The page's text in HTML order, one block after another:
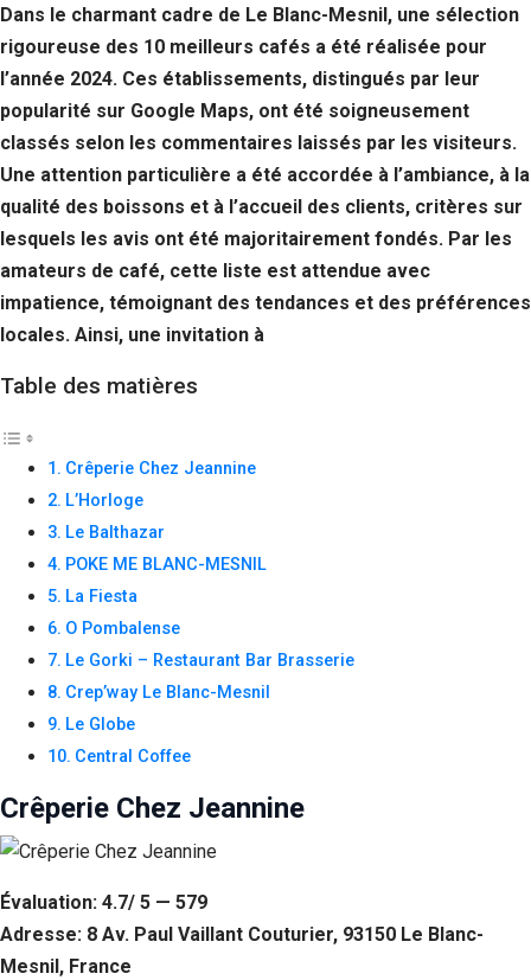
Dans le charmant cadre de Le Blanc-Mesnil, une sélection
rigoureuse des 10 meilleurs cafés a été réalisée pour
l’année 2024. Ces établissements, distingués par leur
popularité sur Google Maps, ont été soigneusement
classés selon les commentaires laissés par les visiteurs.
Une attention particulière a été accordée à l’ambiance, à la
qualité des boissons et à l’accueil des clients, critères sur
lesquels les avis ont été majoritairement fondés. Par les
amateurs de café, cette liste est attendue avec
impatience, témoignant des tendances et des préférences
locales. Ainsi, une invitation à
Table des matières
Crêperie Chez Jeannine
L’Horloge
Le Balthazar
POKE ME BLANC-MESNIL
La Fiesta
O Pombalense
Le Gorki – Restaurant Bar Brasserie
Crep’way Le Blanc-Mesnil
Le Globe
Central Coffee
Crêperie Chez Jeannine
Évaluation: 4.7/ 5 — 579
Adresse: 8 Av. Paul Vaillant Couturier, 93150 Le Blanc-
Mesnil, France
Experience
Afin que notre
site Web
aussi bien que
possible lors
de votre visite.
Si vous
refusez ces
cookies,
fonctionnalités
disparaîtront
En partageant
votre intérêt et
votre
comportement
visitez notre
site, vous
chances de
voir du
contenu et des
personnalisés.